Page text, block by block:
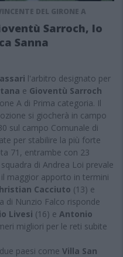
DEL GIRONE A
Sarroch, lo
Sanna
l'arbitro designato per
e Gioventù Sarroch
A di Prima categoria. Il
si giocherà in campo
sul campo Comunale di
per stabilire la più forte
71, entrambe con 23
di Andrea Loi prevale
maggior apporto in termini
Cacciuto (13) e
di Nunzio Falco risponde
Livesi (16) e Antonio
migliori per le reti subite
paesi come Villa San